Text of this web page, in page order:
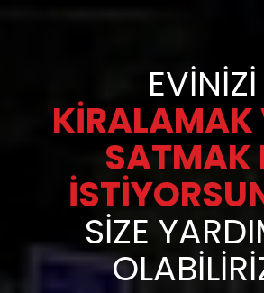
EVINIZI
KIRALAMAK
SATMAK
SIZE